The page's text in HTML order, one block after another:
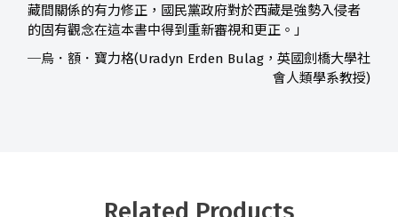
藏間關係的有力修正，國民黨政府對於西藏是強勢入侵者
的固有觀念在這本書中得到重新審視和更正。」
─烏．額．寶力格(Uradyn Erden Bulag，英國劍橋大學社
會人類學系教授)